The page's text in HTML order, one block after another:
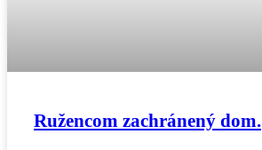
Ružencom zachránený dom.